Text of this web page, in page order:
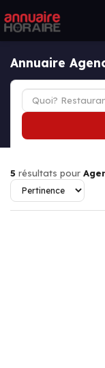
Annuaire
5 résultats pour